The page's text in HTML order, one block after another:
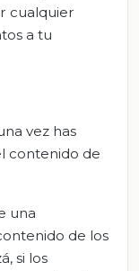
cualquier
a tu
vez has
contenido de
una
de los
si los